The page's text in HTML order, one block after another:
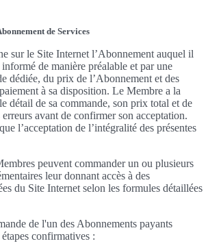
de Services
sur le Site Internet l’Abonnement auquel il
de manière préalable et par une
dédiée, du prix de l’Abonnement et des
à sa disposition. Le Membre a la
détail de sa commande, son prix total et de
avant de confirmer son acceptation.
l’acceptation de l’intégralité des présentes
peuvent commander un ou plusieurs
leur donnant accès à des
du Site Internet selon les formules détaillées
de l'un des Abonnements payants
confirmatives :